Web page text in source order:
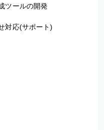
ツールの開発
対応(サポート)